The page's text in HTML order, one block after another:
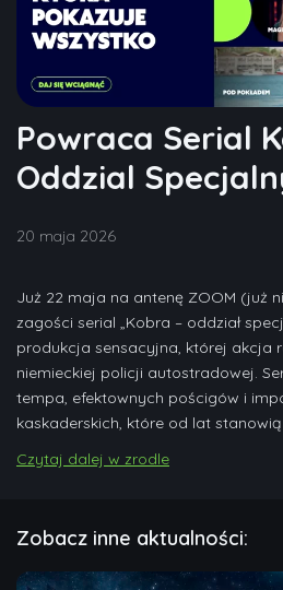
Powraca Serial
Oddzial
20 maja 2026
Już 22 maja na antenę ZOOM (już
zagości serial „Kobra – oddział
produkcja sensacyjna, której akcja
niemieckiej policji autostradowej.
tempa, efektownych pościgów i
kaskaderskich, które od lat
Czytaj dalej w zrodle
Zobacz inne aktualności: